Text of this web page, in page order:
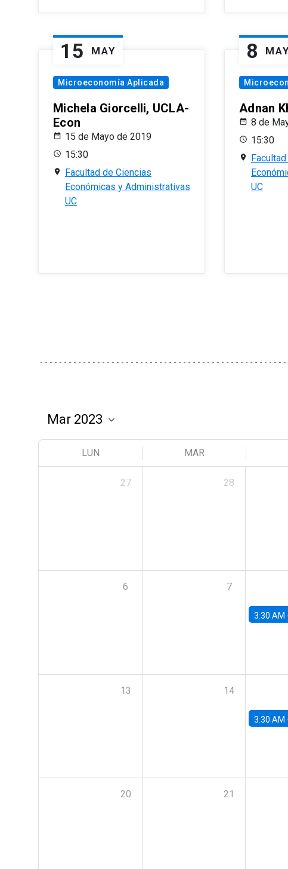
15 MAY
Microeconomía Aplicada
Michela Giorcelli, UCLA-
Econ
15 de Mayo de 2019
15:30
Facultad de Ciencias
Económicas y Administrativas
UC
8
Adnan
8 de
15:30
UC
LUN MAR
27 28
6 7
3:30 AM
13 14
3:30 AM
20 21